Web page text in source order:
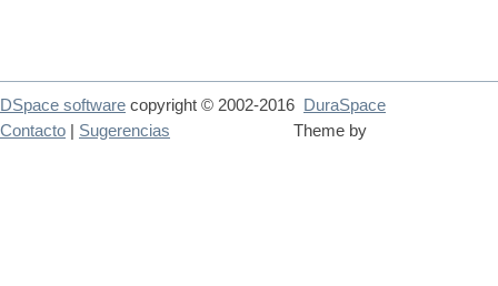
DSpace software copyright © 2002-2016
DuraSpace
Theme by
Contacto Sugerencias